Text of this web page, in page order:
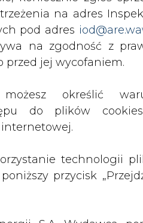
na adres
pod adres
na zgodność z
przed jej wycofaniem.
określić
do plików
technologii
przycisk
oznacza akceptację zasad korzystania